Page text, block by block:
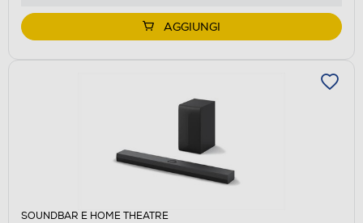
AGGIUNGI
SOUNDBAR E HOME THEATRE